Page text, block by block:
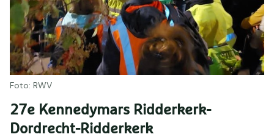
Foto: RWV
27e Kennedymars Ridderkerk-
Dordrecht-Ridderkerk